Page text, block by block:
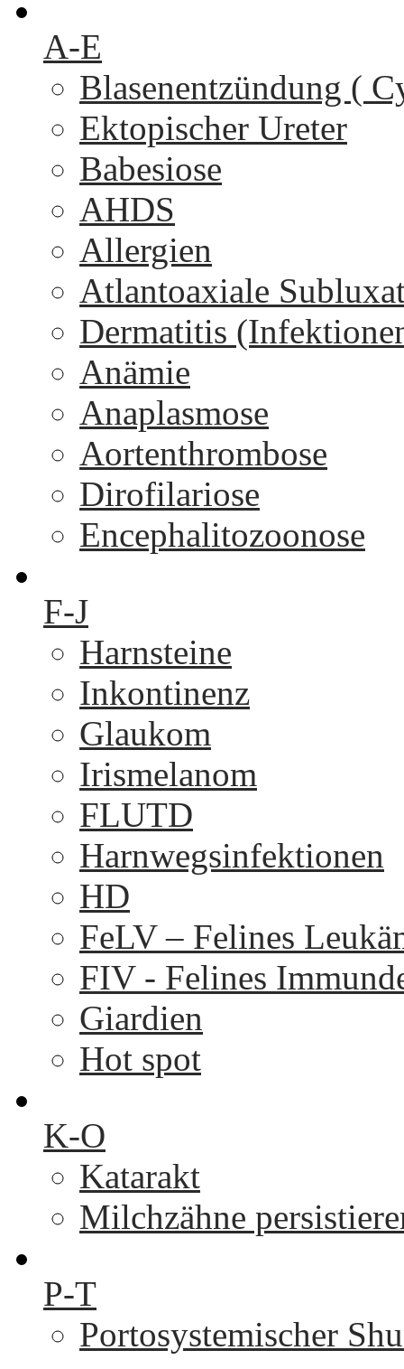
A-E
Blasenentzündung (
Ektopischer Ureter
Babesiose
AHDS
Allergien
Atlantoaxiale
Dermatitis
Anämie
Anaplasmose
Aortenthrombose
Dirofilariose
Encephalitozoonose
F-J
Harnsteine
Inkontinenz
Glaukom
Irismelanom
FLUTD
Harnwegsinfektionen
HD
FeLV – Felines
FIV - Felines
Giardien
Hot spot
K-O
Katarakt
Milchzähne
P-T
Portosystemischer